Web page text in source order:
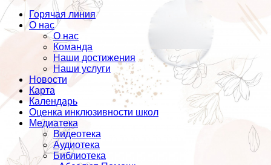
Горячая линия
О нас
О нас
Команда
Наши достижения
Наши услуги
Новости
Карта
Календарь
Оценка инклюзивности школ
Медиатека
Видеотека
Аудиотека
Библиотека